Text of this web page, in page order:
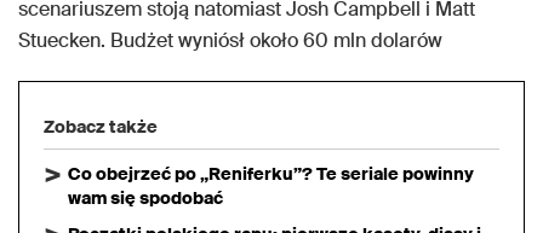
scenariuszem stoją natomiast Josh Campbell i Matt
Stuecken. Budżet wyniósł około 60 mln dolarów
Zobacz także
Co obejrzeć po „Reniferku”? Te seriale powinny
wam się spodobać